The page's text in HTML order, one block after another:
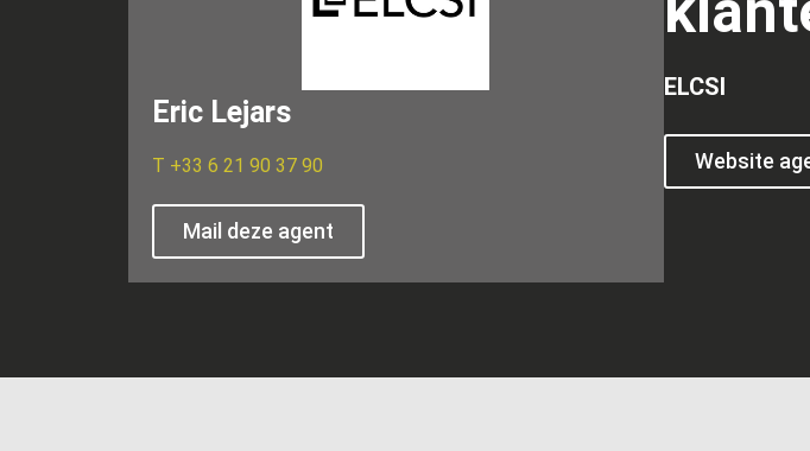
Eric Lejars
T +33 6 21 90 37 90
Mail deze agent
ELCSI
Website